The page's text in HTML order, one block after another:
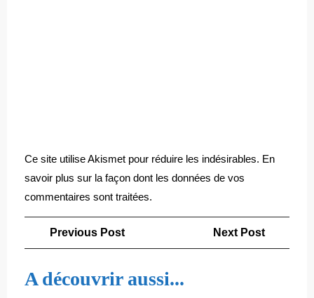
Ce site utilise Akismet pour réduire les indésirables. En
savoir plus sur la façon dont les données de vos
commentaires sont traitées.
Navigation
de
l’article
Previous PostPrevious
Next Post
A découvrir aussi...